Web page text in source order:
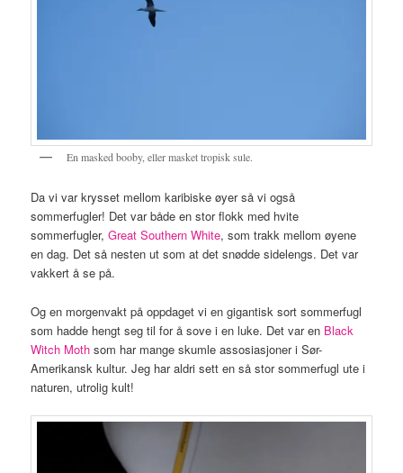
En masked booby, eller masket tropisk sule.
Da vi var krysset mellom karibiske øyer så vi også
sommerfugler! Det var både en stor flokk med hvite
sommerfugler,Great Southern White, som trakk mellom øyene
en dag. Det så nesten ut som at det snødde sidelengs. Det var
vakkert å se på.
Og en morgenvakt på oppdaget vi en gigantisk sort sommerfugl
som hadde hengt seg til for å sove i en luke. Det var en Black
Witch Mothsom har mange skumle assosiasjoner i Sør-
Amerikansk kultur. Jeg har aldri sett en så stor sommerfugl ute i
naturen, utrolig kult!